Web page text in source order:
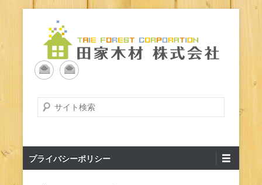
プ
木材加工・卸の田家木材株
式会社
北海道内で木材加工・卸は田家木材へ
検
索
始
プライバシーポリシー